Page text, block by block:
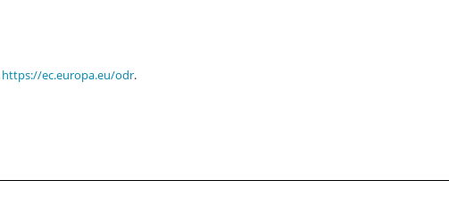
https://ec.europa.eu/odr.